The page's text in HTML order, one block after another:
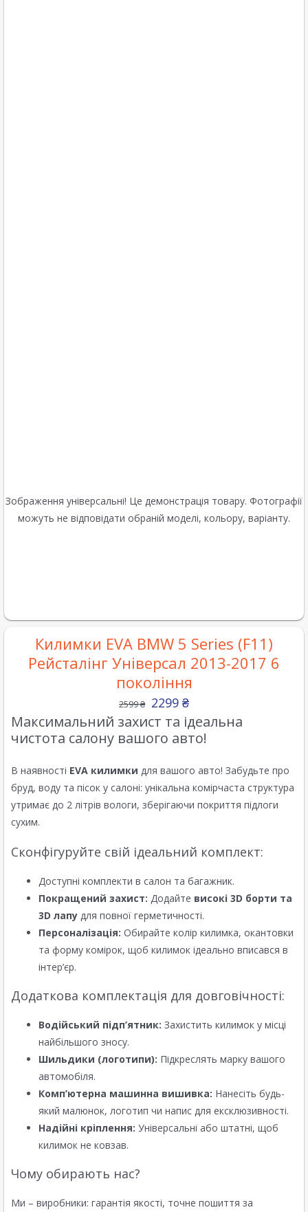
Зображення універсальні! Це демонстрація товару. Фотографії
можуть не відповідати обраній моделі, кольору, варіанту.
Килимки EVA BMW 5 Series (F11)
Рейсталінг Універсал 2013-2017 6
покоління
2599₴ 2299 ₴
Максимальний захист та ідеальна
чистота салону вашого авто!
В наявності EVA килимки для вашого авто! Забудьте про
бруд, воду та пісок у салоні: унікальна комірчаста структура
утримає до 2 літрів вологи, зберігаючи покриття підлоги
сухим.
Сконфігуруйте свій ідеальний комплект:
Доступні комплекти в салон та багажник.
Покращений захист: Додайте високі 3D борти та
3D лапу для повної герметичності.
Персоналізація: Обирайте колір килимка, окантовки
та форму комірок, щоб килимок ідеально вписався в
інтер’єр.
Додаткова комплектація для довговічності:
Водійський підп’ятник: Захистить килимок у місці
найбільшого зносу.
Шильдики (логотипи): Підкреслять марку вашого
автомобіля.
Комп’ютерна машинна вишивка: Нанесіть будь-
який малюнок, логотип чи напис для ексклюзивності.
Надійні кріплення: Універсальні або штатні, щоб
килимок не ковзав.
Чому обирають нас?
Ми – виробники: гарантія якості, точне пошиття за